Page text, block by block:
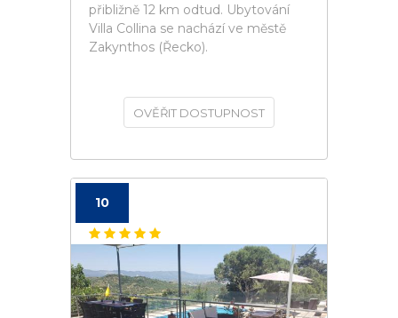
přibližně 12 km odtud. Ubytování
Villa Collina se nachází ve městě
Zakynthos (Řecko).
OVĚŘIT DOSTUPNOST
10